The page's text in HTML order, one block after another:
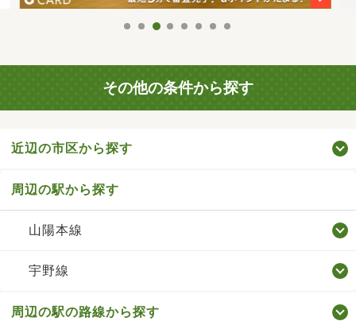
その他の条件から探す
近辺の市区から探す
周辺の駅から探す
山陽本線
宇野線
周辺の駅の路線から探す